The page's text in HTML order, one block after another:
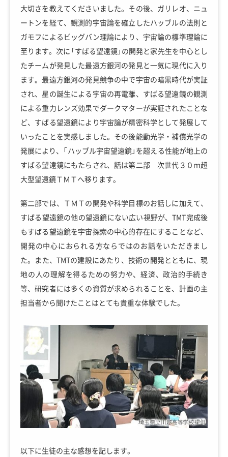
大切さを教えてくださいました。その後、ガリレオ、ニュ
ートンを経て、観測的宇宙論を確立したハッブルの法則と
ガモフによるビッグバン理論により、宇宙論の標準理論に
至ります。次に「すばる望遠鏡」の開発と家先生を中心とし
たチームが発見した最遠方銀河の発見と一気に現代に入り
ます。最遠方銀河の発見競争の中で宇宙の暗黒時代が実証
され、星の誕生による宇宙の再電離、すばる望遠鏡の観測
による重力レンズ効果でダークマターが実証されたことな
ど、すばる望遠鏡により宇宙論が精密科学として発展して
いったことを実感しました。その後能動光学・補償光学の
発展により、「ハッブル宇宙望遠鏡」を超える性能が地上の
すばる望遠鏡にもたらされ、話は第二部 次世代３０ｍ超
大型望遠鏡ＴＭＴへ移ります。
第二部では、ＴＭＴの開発や科学目標のお話しに加えて、
すばる望遠鏡の他の望遠鏡にない広い視野が、TMT完成後
もすばる望遠鏡を宇宙探索の中心的存在にすることなど、
開発の中心におられる方ならではのお話をいただきまし
た。また、TMTの建設にあたり、技術の開発とともに、現
地の人の理解を得るための努力や、経済、政治的手続き
等、研究者には多くの資質が求められることを、計画の主
担当者から聞けたことはとても貴重な体験でした。
以下に生徒の主な感想を記します。